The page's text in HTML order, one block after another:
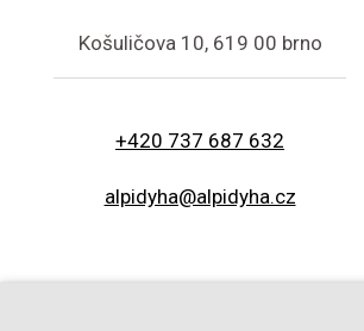
Košuličova 10, 619 00 brno
+420 737 687 632
alpidyha@alpidyha.cz